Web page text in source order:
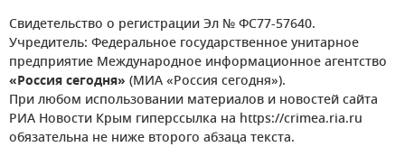
Свидетельство о регистрации Эл № ФС77-57640.
Учредитель: Федеральное государственное унитарное
предприятие Международное информационное агентство
«Россия сегодня» (МИА «Россия сегодня»).
При любом использовании материалов и новостей сайта
РИА Новости Крым гиперссылка на https://crimea.ria.ru
обязательна не ниже второго абзаца текста.